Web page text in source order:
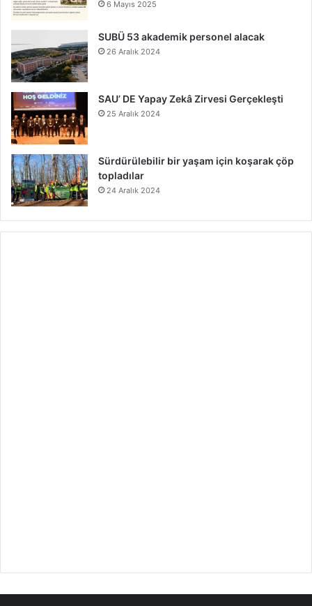
6 Mayıs 2025
SUBÜ 53 akademik personel alacak
26 Aralık 2024
SAU’ DE Yapay Zekâ Zirvesi Gerçekleşti
25 Aralık 2024
Sürdürülebilir bir yaşam için koşarak çöp
topladılar
24 Aralık 2024